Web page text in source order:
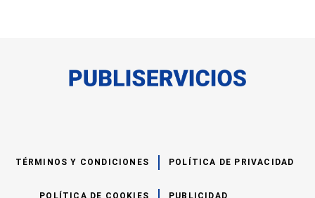
TÉRMINOS Y CONDICIONES POLÍTICA DE PRIVACIDAD
POLÍTICA DE COOKIES PUBLICIDAD